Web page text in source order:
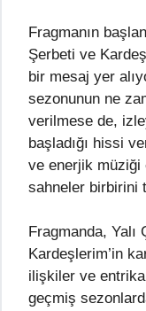
Fragmanın
Şerbeti ve
bir mesaj yer
sezonunun ne
verilmese de,
başladığı hissi
ve enerjik müziği
sahneler birbirini
Fragmanda, Yalı
Kardeşlerim’in
ilişkiler ve
geçmiş